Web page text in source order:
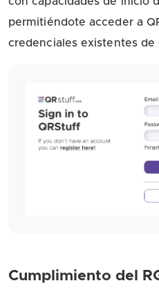
permitiéndote acceder a
credenciales existentes de
Cumplimiento del